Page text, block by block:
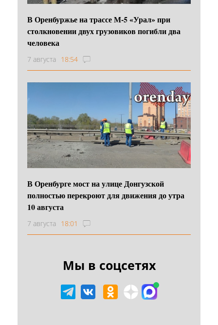
В Оренбуржье на трассе М-5 «Урал» при
столкновении двух грузовиков погибли два
человека
7 августа 18:54
В Оренбурге мост на улице Донгузской
полностью перекроют для движения до утра
10 августа
7 августа 18:01
Мы в соцсетях